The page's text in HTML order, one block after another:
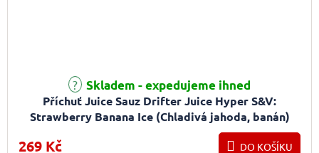
Příchuť Juice Sauz Drifter Juice Hyper S&V:
Strawberry Banana Ice (Chladivá jahoda, banán)
Průměrné hodnocení produktu je 5,0 z 5 hvězdiček.
Skladem - expedujeme ihned
269 Kč DO KOŠÍKU